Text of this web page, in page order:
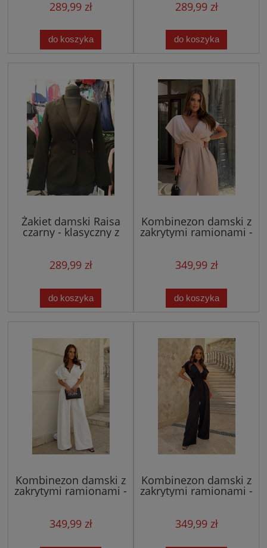
289,99 zł
do koszyka
289,99 zł
do koszyka
Żakiet damski Raisa
czarny - klasyczny z
klapami w szpic
289,99 zł
do koszyka
Kombinezon damski z
zakrytymi ramionami -
349,99 zł
do koszyka
Kombinezon damski z
zakrytymi ramionami -
biały/ecru
349,99 zł
Kombinezon damski z
zakrytymi ramionami -
349,99 zł